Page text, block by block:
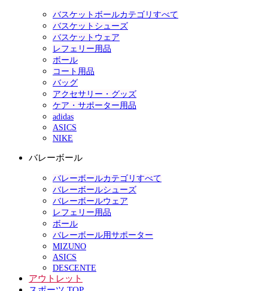
バスケットボールカテゴリすべて
バスケットシューズ
バスケットウェア
レフェリー用品
ボール
コート用品
バッグ
アクセサリー・グッズ
ケア・サポーター用品
adidas
ASICS
NIKE
バレーボール
バレーボールカテゴリすべて
バレーボールシューズ
バレーボールウェア
レフェリー用品
ボール
バレーボール用サポーター
MIZUNO
ASICS
DESCENTE
アウトレット